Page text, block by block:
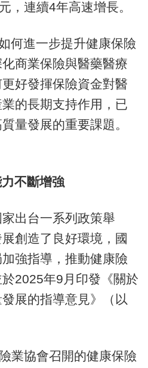
，連續4年高速增長。
進一步提升健康保險
商業保險與醫藥醫療
好發揮保險資金對醫
的長期支持作用，已
量發展的重要課題。
不斷增強
出台一系列政策舉
創造了良好環境，國
強指導，推動健康險
2025年9月印發《關於
展的指導意見》（以
協會召開的健康保險